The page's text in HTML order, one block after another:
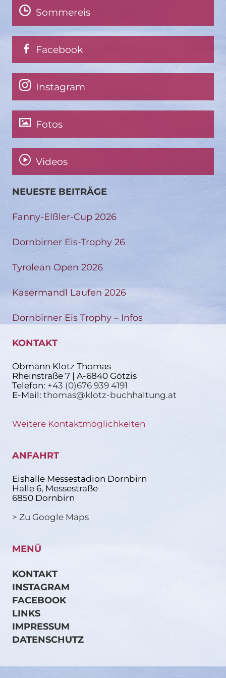
Sommereis
Facebook
Instagram
Fotos
Videos
NEUESTE BEITRÄGE
Fanny-Elßler-Cup 2026
Dornbirner Eis-Trophy 26
Tyrolean Open 2026
Kasermandl Laufen 2026
Dornbirner Eis Trophy – Infos
KONTAKT
Obmann Klotz Thomas
Rheinstraße 7 | A-6840 Götzis
Telefon: +43 (0)676 939 4191
E-Mail: thomas@klotz-buchhaltung.at
Weitere Kontaktmöglichkeiten
ANFAHRT
Eishalle Messestadion Dornbirn
Halle 6, Messestraße
6850 Dornbirn
> Zu Google Maps
MENÜ
KONTAKT
INSTAGRAM
FACEBOOK
LINKS
IMPRESSUM
DATENSCHUTZ